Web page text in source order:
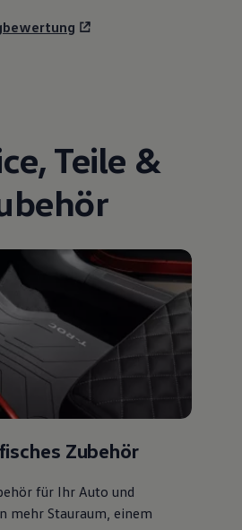
, Teile &
Zubehör
für Ihr Auto und
mehr Stauraum, einem